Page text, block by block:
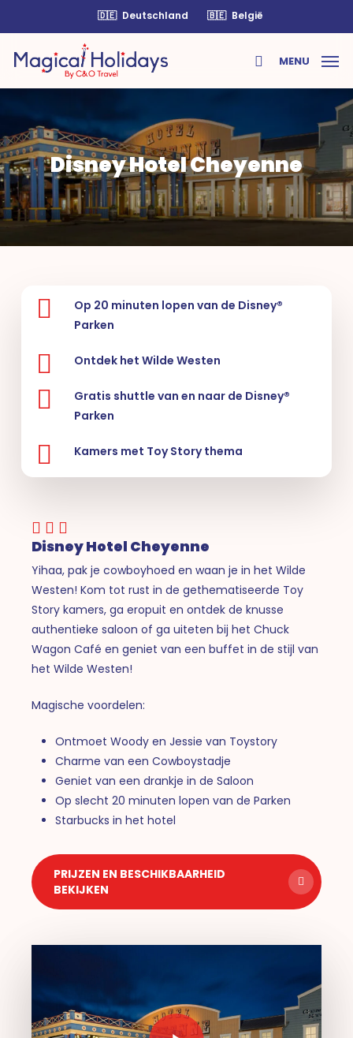
main
content
🇩🇪 Deutschland 🇧🇪 België
search
MENU
Disney Hotel Cheyenne
Op 20 minuten lopen van de Disney®
Parken
Ontdek het Wilde Westen
Gratis shuttle van en naar de Disney®
Parken
Kamers met Toy Story thema
Disney Hotel Cheyenne
Yihaa, pak je cowboyhoed en waan je in het Wilde
Westen! Kom tot rust in de gethematiseerde Toy
Story kamers, ga eropuit en ontdek de knusse
authentieke saloon of ga uiteten bij het Chuck
Wagon Café en geniet van een buffet in de stijl van
het Wilde Westen!
Magische voordelen:
Ontmoet Woody en Jessie van Toystory
Charme van een Cowboystadje
Geniet van een drankje in de Saloon
Op slecht 20 minuten lopen van de Parken
Starbucks in het hotel
PRIJZEN EN BESCHIKBAARHEID
BEKIJKEN
Play Video
Play Video